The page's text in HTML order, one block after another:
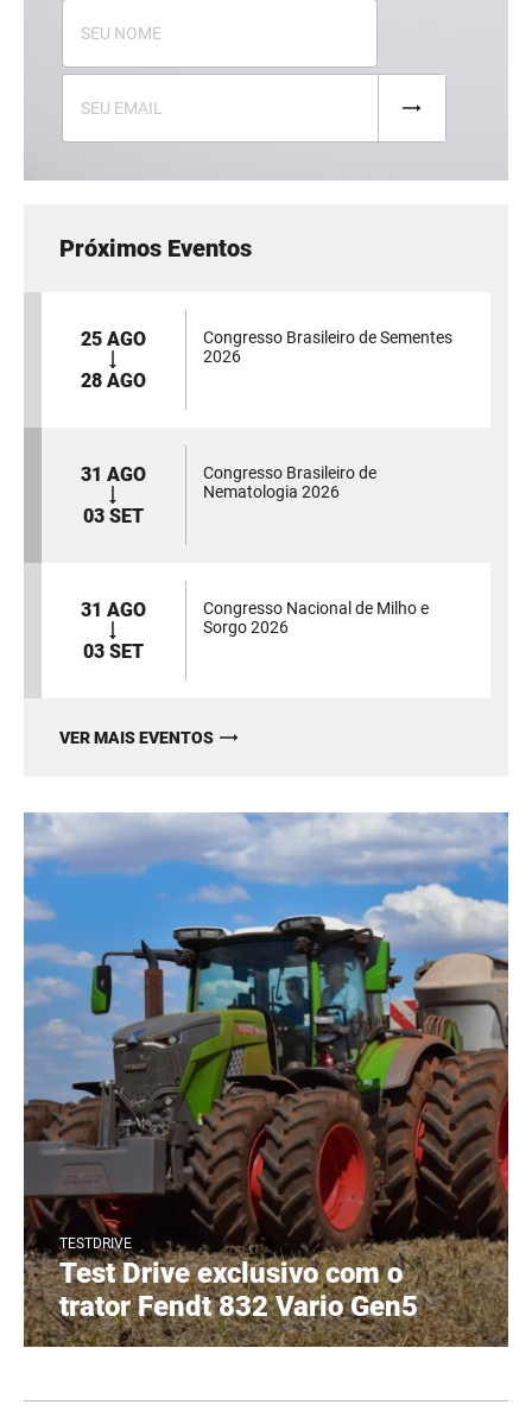
Próximos Eventos
25 AGO
28 AGO
Congresso Brasileiro de Sementes
2026
31 AGO
03 SET
Congresso Brasileiro de
Nematologia 2026
31 AGO
03 SET
Congresso Nacional de Milho e
Sorgo 2026
VER MAIS EVENTOS
TESTDRIVE
Test Drive exclusivo com o
trator Fendt 832 Vario Gen5